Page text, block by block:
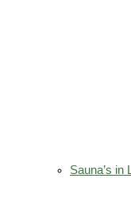
Sauna’s in